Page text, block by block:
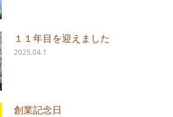
１１年目を迎えました
2025.04.1
創業記念日